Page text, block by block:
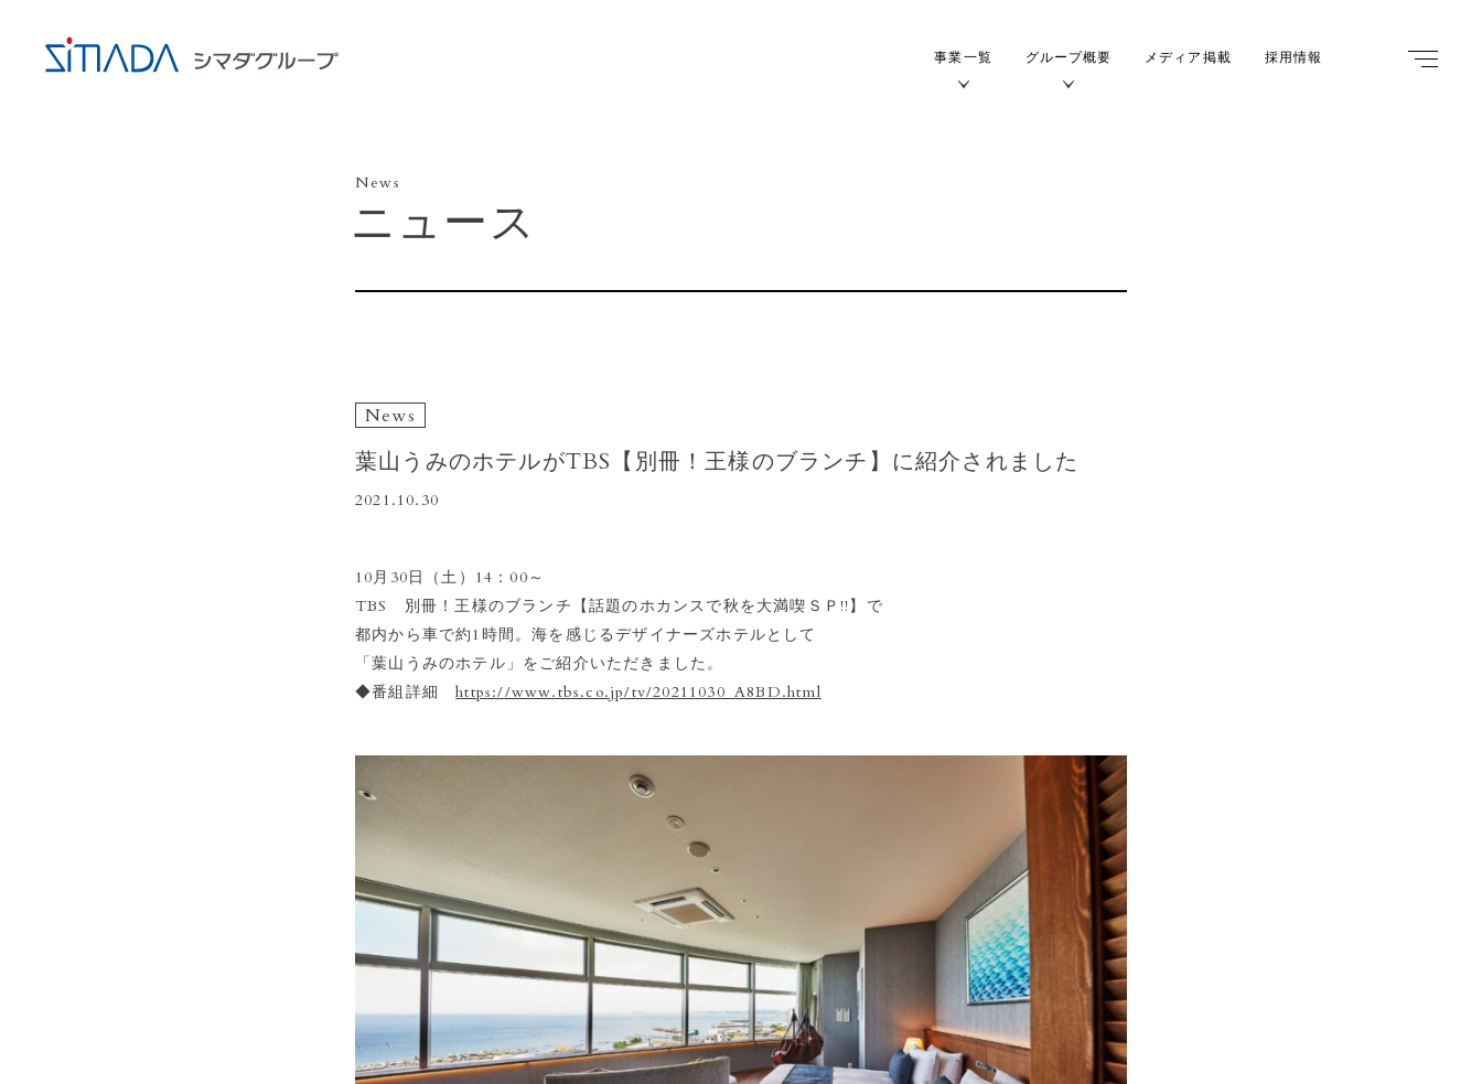
事業一覧 グループ概要 メディア掲載 採用情報
News
ニュース
News
葉山うみのホテルがTBS【別冊！王様のブランチ】に紹介されました
2021.10.30
10月30日（土）14：00～
TBS 別冊！王様のブランチ【話題のホカンスで秋を大満喫ＳＰ!!】で
都内から車で約1時間。海を感じるデザイナーズホテルとして
「葉山うみのホテル」をご紹介いただきました。
◆番組詳細https://www.tbs.co.jp/tv/20211030_A8BD.html